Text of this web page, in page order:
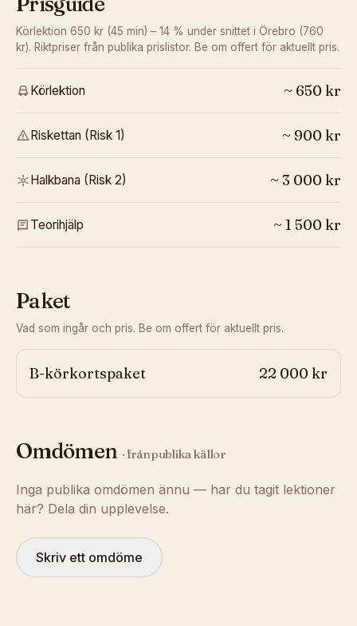
Körlektion 650 kr (45 min) – 14 % under snittet i Örebro (760
kr). Riktpriser från publika prislistor. Be om offert för aktuellt pris.
Körlektion ~ 650 kr
Riskettan (Risk 1) ~ 900 kr
Halkbana (Risk 2) ~ 3 000 kr
Teorihjälp ~ 1 500 kr
Paket
Vad som ingår och pris. Be om offert för aktuellt pris.
B-körkortspaket 22 000 kr
Omdömen · från publika källor
Inga publika omdömen ännu — har du tagit lektioner
här? Dela din upplevelse.
Skriv ett omdöme